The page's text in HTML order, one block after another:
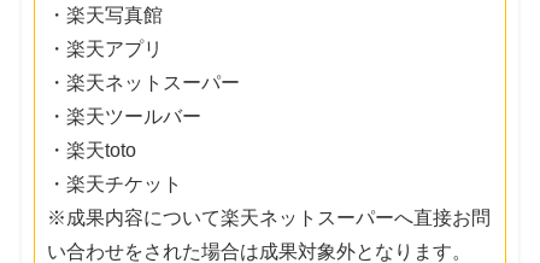
・楽天写真館
・楽天アプリ
・楽天ネットスーパー
・楽天ツールバー
・楽天toto
・楽天チケット
※成果内容について楽天ネットスーパーへ直接お問
い合わせをされた場合は成果対象外となります。